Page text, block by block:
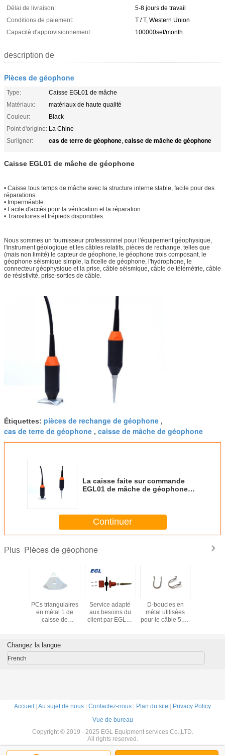
Délai de livraison:
5-8 jours de travail
Conditions de paiement:
T / T, Western Union
Capacité d'approvisionnement:
100000set/month
description de
Pièces de géophone
Type:
Caisse EGL01 de mâche
Matériaux:
matériaux de haute qualité
Couleur:
Black
Point d'origine: La Chine
Surligner:
cas de terre de géophone, caisse de mâche de géophone
Caisse EGL01 de mâche de géophone
• Caisse tous temps de mâche avec la structure interne stable, facile pour des
réparations.
• Imperméable.
• Facile d'accès pour la vérification et la réparation.
• Transitoires et trépieds disponibles.
Nous sommes un fournisseur professionnel pour l'équipement géophysique,
l'instrument géologique et les câbles relatifs, pièces de rechange, telles que
(mais non limité) le capteur de géophone, le géophone trois composant, le
géophone séismique simple, la ficelle de géophone, l'hydrophone, le
connecteur géophysique et la prise, câble séismique, câble de télémétrie, câble
de résistivité, prise-sorties de câble.
Étiquettes: pièces de rechange de géophone ,
cas de terre de géophone , caisse de mâche de géophone
La caisse faite sur commande
EGL01 de mâche de géophone
Continuer
Plus Pièces de géophone
terre de
PCs triangulaires
en métal 1 de
caisse de
boulon de vis
Service adapté
aux besoins du
client par EGL01
D-boucles en
métal utilisées
pour le câble 5,33
Changez la langue
French
Accueil | Au sujet de nous | Contactez-nous | Plan du site | Privacy Policy
Vue de bureau
Copyright © 2019 - 2025 EGL Equipment services Co.,LTD.
All rights reserved.